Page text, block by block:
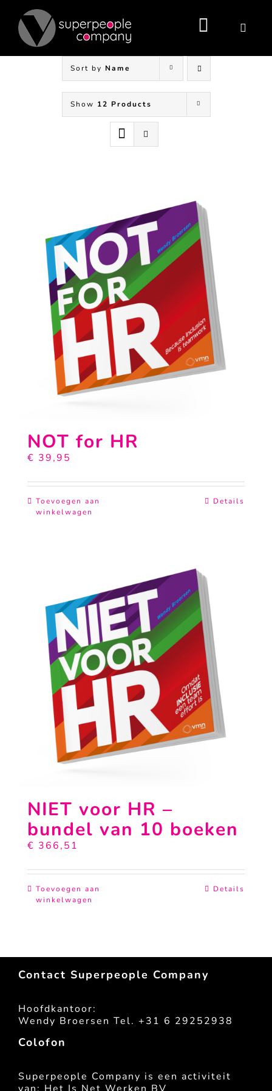
content
Toggle
Sort by Name
Show 12 Products
NOT for HR
€ 39,95
Toevoegen aan
winkelwagen
Details
NIET voor HR –
bundel van 10 boeken
€ 366,51
Toevoegen aan
winkelwagen
Details
Contact Superpeople Company
Hoofdkantoor:
Wendy Broersen Tel. +31 6 29252938
Colofon
Superpeople Company is een activiteit